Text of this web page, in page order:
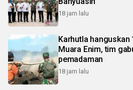
18 jam lalu
Karhutla hanguskan
Muara Enim, tim
pemadaman
18 jam lalu